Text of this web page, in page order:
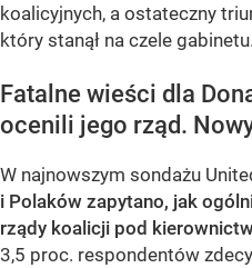
koalicyjnych, a ostateczny
który stanął na czele gabinetu.
Fatalne wieści dla
ocenili jego rząd.
W najnowszym sondażu
i Polaków zapytano, jak
rządy koalicji pod
3,5 proc. respondentów